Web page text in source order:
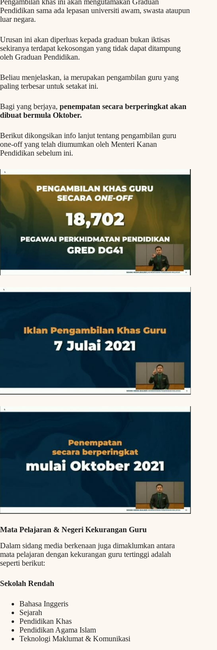
Pengambilan khas ini akan mengutamakan Graduan
Pendidikan sama ada lepasan universiti awam, swasta ataupun
luar negara.
Urusan ini akan diperluas kepada graduan bukan iktisas
sekiranya terdapat kekosongan yang tidak dapat ditampung
oleh Graduan Pendidikan.
Beliau menjelaskan, ia merupakan pengambilan guru yang
paling terbesar untuk setakat ini.
Bagi yang berjaya, penempatan secara berperingkat akan
dibuat bermula Oktober.
Berikut dikongsikan info lanjut tentang pengambilan guru
one-off yang telah diumumkan oleh Menteri Kanan
Pendidikan sebelum ini.
Mata Pelajaran & Negeri Kekurangan Guru
Dalam sidang media berkenaan juga dimaklumkan antara
mata pelajaran dengan kekurangan guru tertinggi adalah
seperti berikut:
Sekolah Rendah
Bahasa Inggeris
Sejarah
Pendidikan Khas
Pendidikan Agama Islam
Teknologi Maklumat & Komunikasi